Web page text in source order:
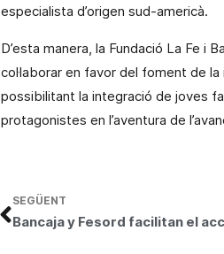
especialista d’origen sud-americà.
D’esta manera, la Fundació La Fe i
col·laborar en favor del foment de
possibilitant la integració de joves
protagonistes en l’aventura de
SEGÜENT